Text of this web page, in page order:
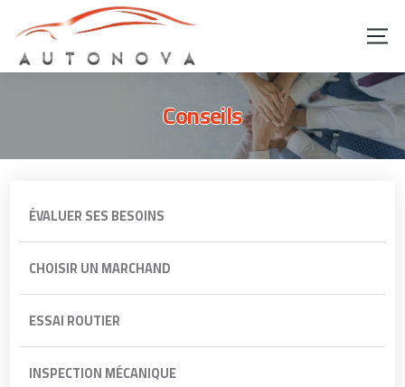
Conseils
ÉVALUER SES BESOINS
CHOISIR UN MARCHAND
ESSAI ROUTIER
INSPECTION MÉCANIQUE